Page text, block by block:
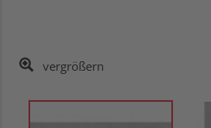
vergrößern